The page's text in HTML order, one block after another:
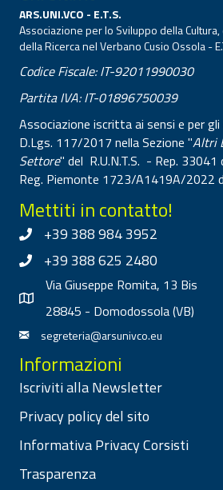
ARS.UNI.VCO - E.T.S.
Associazione per lo Sviluppo della
della Ricerca nel Verbano Cusio Ossola -
Codice Fiscale: IT-92011990030
Partita IVA: IT-01896750039
Associazione iscritta ai sensi e per
D.Lgs. 117/2017 nella Sezione "Altri
Settore" del R.U.N.T.S. - Rep.
Reg. Piemonte 1723/A1419A/2022
Mettiti in contatto!
+39 388 984 3952
+39 388 625 2480
Via Giuseppe Romita, 13 Bis
28845 - Domodossola (VB)
segreteria@arsunivco.eu
Informazioni
Iscriviti alla Newsletter
Privacy policy del sito
Informativa Privacy Corsisti
Trasparenza